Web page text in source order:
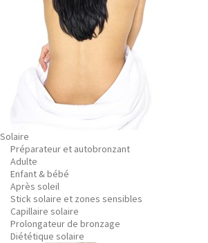
Solaire
Préparateur et autobronzant
Adulte
Enfant & bébé
Après soleil
Stick solaire et zones sensibles
Capillaire solaire
Prolongateur de bronzage
Diététique solaire